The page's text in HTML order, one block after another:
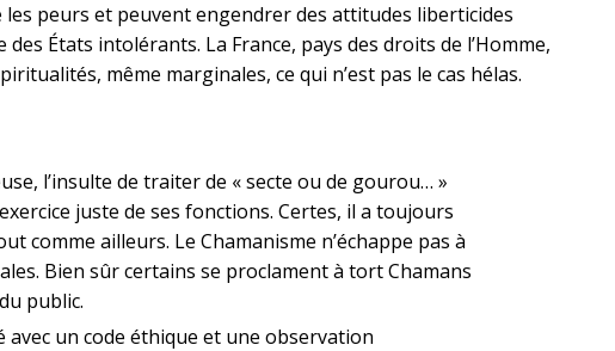
les peurs et peuvent engendrer des attitudes liberticides
États intolérants. La France, pays des droits de l’Homme,
même marginales, ce qui n’est pas le cas hélas.
l’insulte de traiter de « secte ou de gourou… »
juste de ses fonctions. Certes, il a toujours
comme ailleurs. Le Chamanisme n’échappe pas à
Bien sûr certains se proclament à tort Chamans
public.
avec un code éthique et une observation